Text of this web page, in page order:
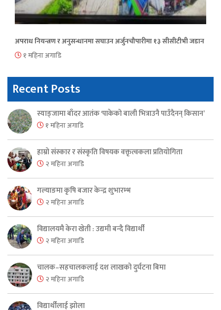
अपराध नियन्त्रण र अनुसन्धानमा सघाउन अर्जुनचौपारीमा १३ सीसीटीभी जडान
१ महिना अगाडि
Recent Posts
स्याङ्जामा बाँदर आतंक ‘पाकेको बाली भित्राउनै पाउँदैनन् किसान’
१ महिना अगाडि
हाम्रो संस्कार र संस्कृति विषयक वक्तृत्वकला प्रतियोगिता
२ महिना अगाडि
गल्याङमा कृषि बजार केन्द्र शुभारम्भ
२ महिना अगाडि
विद्यालयमै केरा खेती : उद्यमी बन्दै विद्यार्थी
२ महिना अगाडि
चालक–सहचालकलाई दश लाखको दुर्घटना बिमा
२ महिना अगाडि
विद्यार्थीलाई झोला